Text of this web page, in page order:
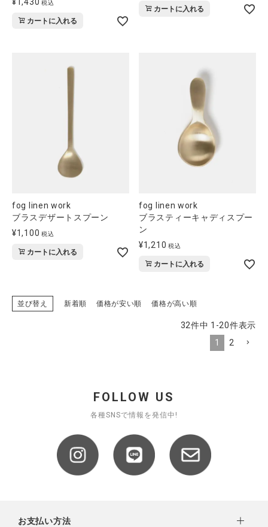
¥1,430 税込
カートに入れる
カートに入れる
fog linen work
ブラスデザートスプーン
¥1,100 税込
カートに入れる
fog linen work
ブラスティーキャディスプー
ン
¥1,210 税込
カートに入れる
並び替え 新着順 価格が安い順 価格が高い順
32件中 1 -20件表示
1
2
FOLLOW US
各種SNSで情報を発信中!
お支払い方法